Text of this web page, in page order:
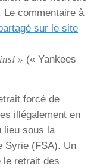
Le commentaire à
sur le site
» (« Yankees
forcé de
illégalement en
lieu sous la
Syrie (FSA). Un
le retrait des